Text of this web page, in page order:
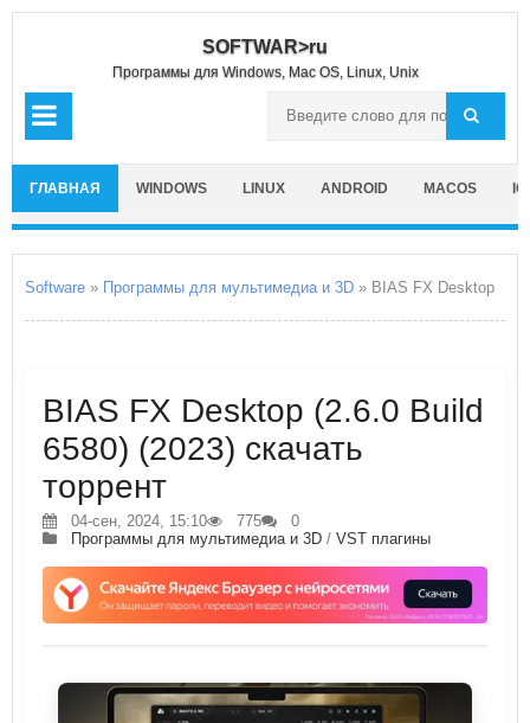
SOFTWAR>ru
Программы для Windows, Mac OS, Linux, Unix
ГЛАВНАЯ WINDOWS LINUX ANDROID MACOS
Software » Программы для мультимедиа и 3D » BIAS FX Desktop
BIAS FX Desktop (2.6.0 Build
6580) (2023) скачать
торрент
04-сен, 2024, 15:10 775
0
Программы для мультимедиа и 3D / VST плагины